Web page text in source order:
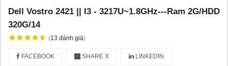
Dell Vostro 2421 || I3 - 3217U~1.8GHz---Ram 2G/HDD
320G/14
(13 đánh giá)
FACEBOOK SHARE X LINKEDIN